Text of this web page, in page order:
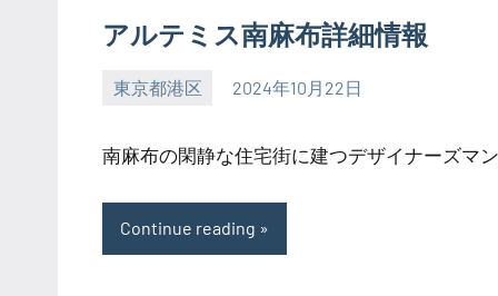
アルテミス南麻布詳細情報
東京都港区 2024年10月22日
SEZIMO
南麻布の閑静な住宅街に建つデザイナーズマ
Continue reading